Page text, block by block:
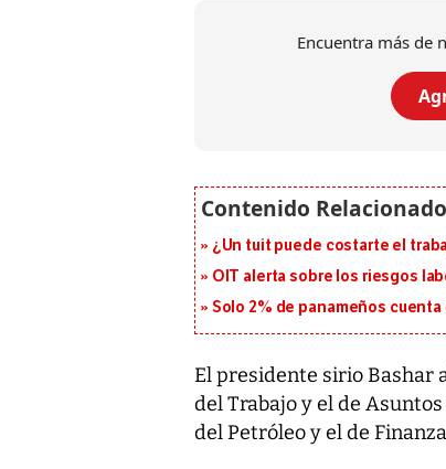
Encuentra más de
¿Un tuit puede costarte el
OIT alerta sobre los riesgos
Solo 2% de panameños
El presidente sirio Bashar
del Trabajo y el de
del Petróleo y el de